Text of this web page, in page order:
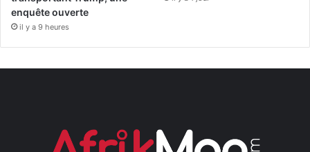
enquête ouverte
il y a 9 heures